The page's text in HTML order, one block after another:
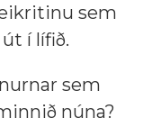
sem
í lífið.
sem
núna?